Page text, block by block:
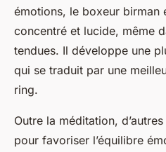
émotions, le boxeur birman
concentré et lucide, même
tendues. Il développe une
qui se traduit par une
ring.
Outre la méditation,
pour favoriser l’équilibre